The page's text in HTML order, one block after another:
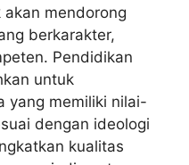
mendorong
berkarakter,
Pendidikan
untuk
yang memiliki nilai-
dengan ideologi
kualitas